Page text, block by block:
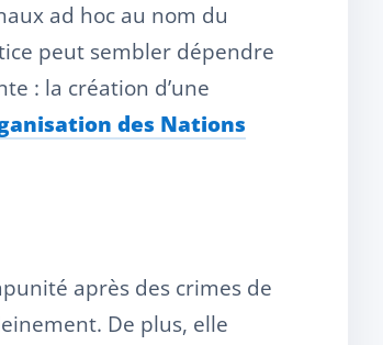
ad hoc au nom du
peut sembler dépendre
: la création d’une
des Nations
après des crimes de
De plus, elle